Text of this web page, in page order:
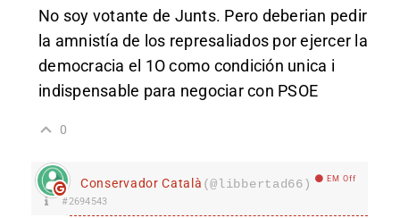
No soy votante de Junts. Pero deberian pedir
la amnistía de los represaliados por ejercer la
democracia el 1O como condición unica i
indispensable para negociar con PSOE
0
Conservador Català (@libbertad66) EM Off
#2694543